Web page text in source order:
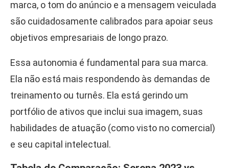
marca, o tom do anúncio e a mensagem veiculada
são cuidadosamente calibrados para apoiar seus
objetivos empresariais de longo prazo.
Essa autonomia é fundamental para sua marca.
Ela não está mais respondendo às demandas de
treinamento ou turnês. Ela está gerindo um
portfólio de ativos que inclui sua imagem, suas
habilidades de atuação (como visto no comercial)
e seu capital intelectual.